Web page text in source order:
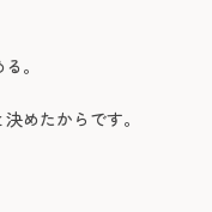
。
めたからです。